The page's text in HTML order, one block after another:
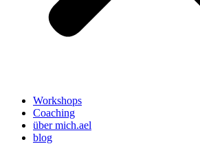
Workshops
Coaching
über mich.ael
blog